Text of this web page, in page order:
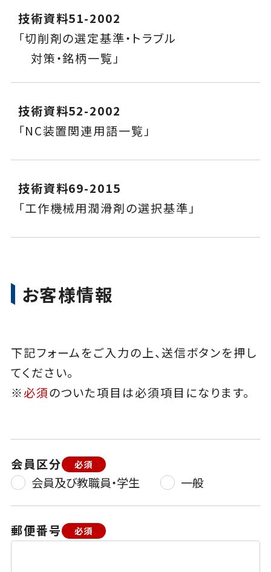
技術資料51-2002
「切削剤の選定基準・トラブル
対策・銘柄一覧」
技術資料52-2002
「NC装置関連用語一覧」
技術資料69-2015
「工作機械用潤滑剤の選択基準」
お客様情報
下記フォームをご入力の上、送信ボタンを押し
てください。
※必須のついた項目は必須項目になります。
会員区分 必須
会員及び教職員・学生 一般
郵便番号 必須